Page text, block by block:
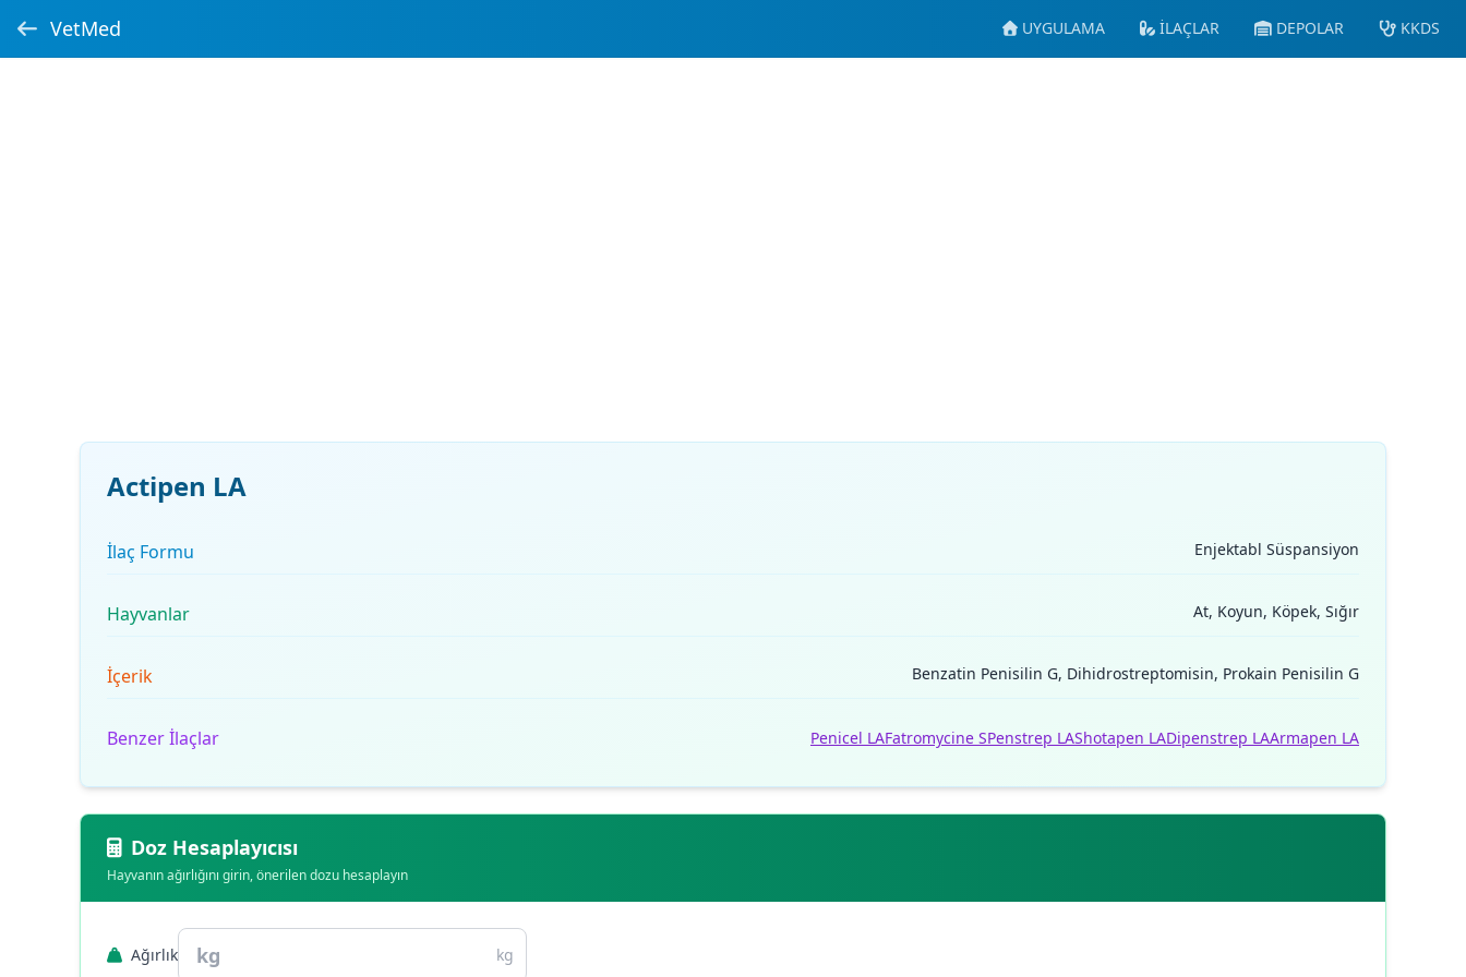
VetMed UYGULAMA İLAÇLAR DEPOLAR KKDS
Actipen LA
İlaç Formu Enjektabl Süspansiyon
Hayvanlar At, Koyun, Köpek, Sığır
İçerik Benzatin Penisilin G, Dihidrostreptomisin, Prokain Penisilin G
Benzer İlaçlar Penicel LAFatromycine SPenstrep LAShotapen LADipenstrep LAArmapen LA
Doz Hesaplayıcısı
Hayvanın ağırlığını girin, önerilen dozu hesaplayın
Ağırlık kg